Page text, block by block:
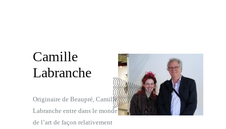
Camille
Labranche
Originaire de Beaupré, Camille
Labranche entre dans le monde
de l’art de façon relativement